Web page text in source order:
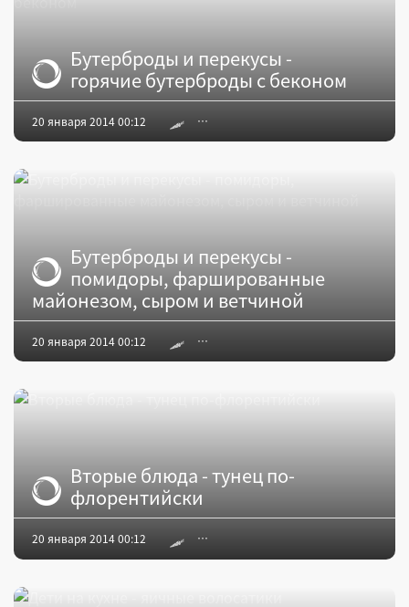
Бутерброды и перекусы -
горячие бутерброды с беконом
20 января 2014 00:12
Бутерброды и перекусы -
помидоры, фаршированные
майонезом, сыром и ветчиной
20 января 2014 00:12
Вторые блюда - тунец по-
флорентийски
20 января 2014 00:12